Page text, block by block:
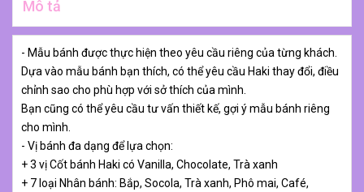
Mô tả
- Mẫu bánh được thực hiện theo yêu cầu riêng của từng khách.
Dựa vào mẫu bánh bạn thích, có thể yêu cầu Haki thay đổi, điều
chỉnh sao cho phù hợp với sở thích của mình.
Bạn cũng có thể yêu cầu tư vấn thiết kế, gợi ý mẫu bánh riêng
cho mình.
- Vị bánh đa dạng để lựa chọn:
+ 3 vị Cốt bánh Haki có Vanilla, Chocolate, Trà xanh
+ 7 loại Nhân bánh: Bắp, Socola, Trà xanh, Phô mai, Café,